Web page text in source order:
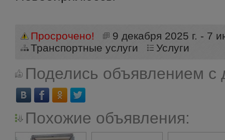
Просрочено!
9 декабря 2025 г. - 7
Транспортные услуги
Услуги
Поделись объявлением с
Похожие объявления: